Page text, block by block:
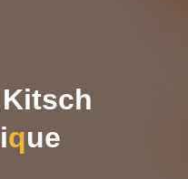
Kitsch
ique